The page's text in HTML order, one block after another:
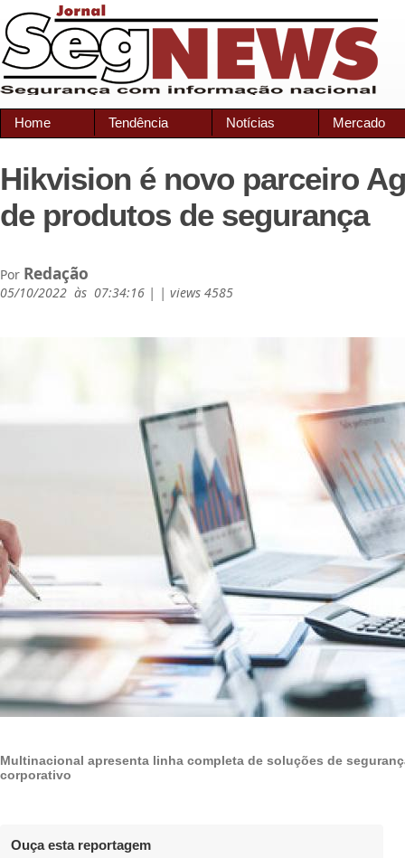
Home Tendência Notícias Mercado
Hikvision é novo parceiro
de produtos de segurança
Por Redação
05/10/2022 às 07:34:16 | | views 4585
Multinacional apresenta linha completa de soluções de
corporativo
Ouça esta reportagem